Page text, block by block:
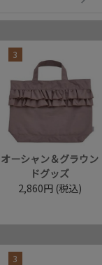
3
オーシャン＆グラウン
ドグッズ
2,860円 (税込)
3